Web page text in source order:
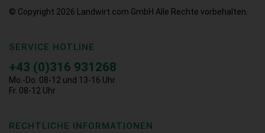
© Copyright 2026
Landwirt.com GmbH Alle Rechte vorbehalten.
SERVICE HOTLINE
+43 (0)316 931268
Mo.-Do. 08-12 und 13-16 Uhr
Fr. 08-12 Uhr
RECHTLICHE INFORMATIONEN